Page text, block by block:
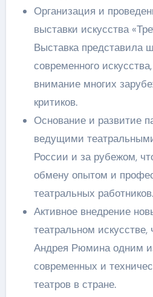
Организация и
выставки искусства
Выставка представила
современного
внимание многих
критиков.
Основание и развитие
ведущими
России и за рубежом,
обмену опытом и
театральных работников.
Активное внедрение
театральном искусстве,
Андрея Рюмина одним
современных и
театров в стране.